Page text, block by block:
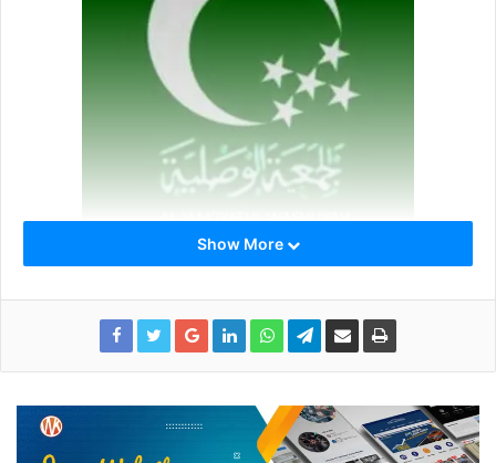
Al-Washliyah
Msyahuril Khomis akan menjadi narasumber tunggal
bersempena resepsi hari ulang tahun (HUT) ke 91, Al –
Washliyah.
“Alhamdulillah, Ketum PB AW sudah confirm dapat hadir
Show More